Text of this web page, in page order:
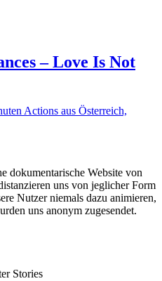
– Love Is Not
Actions aus Österreich,
dokumentarische Website von
uns von jeglicher Form
Nutzer niemals dazu animieren,
uns anonym zugesendet.
Stories